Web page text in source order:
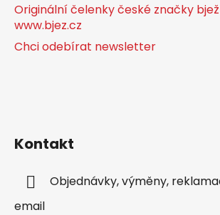
Originální čelenky české značky
www.bjez.cz
Chci odebírat newsletter
Kontakt
Objednávky, výměny,
email